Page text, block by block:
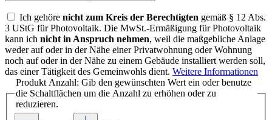
Ich gehöre nicht zum Kreis der Berechtigten gemäß § 12 Abs.
3 UStG für Photovoltaik. Die MwSt.-Ermäßigung für Photovoltaik
kann ich nicht in Anspruch nehmen, weil die maßgebliche Anlage
weder auf oder in der Nähe einer Privatwohnung oder Wohnung
noch auf oder in der Nähe zu einem Gebäude installiert werden soll,
das einer Tätigkeit des Gemeinwohls dient. Weitere Informationen
Produkt Anzahl: Gib den gewünschten Wert ein oder benutze
die Schaltflächen um die Anzahl zu erhöhen oder zu
reduzieren.